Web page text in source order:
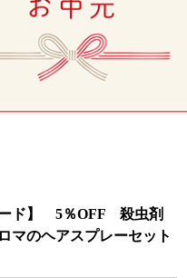
ード】 5％OFF 殺虫剤
マのヘアスプレーセット